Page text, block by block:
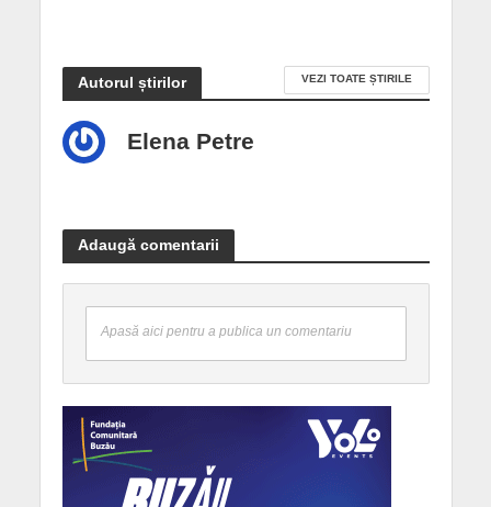
Autorul știrilor VEZI TOATE ȘTIRILE
Elena Petre
Adaugă comentarii
Apasă aici pentru a publica un comentariu